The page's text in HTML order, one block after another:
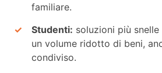
familiare.
Studenti: soluzioni più
un volume ridotto di beni,
condiviso.